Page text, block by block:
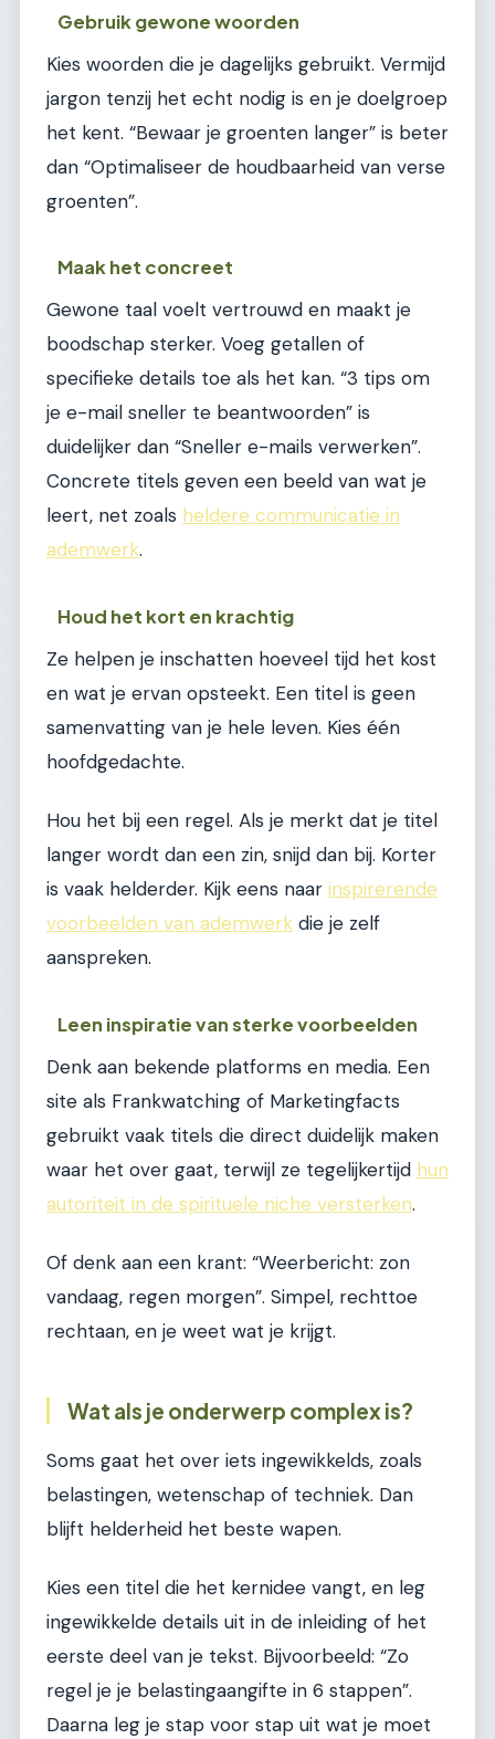
Gebruik gewone woorden
Kies woorden die je dagelijks gebruikt. Vermijd
jargon tenzij het echt nodig is en je doelgroep
het kent. “Bewaar je groenten langer” is beter
dan “Optimaliseer de houdbaarheid van verse
groenten”.
Maak het concreet
Gewone taal voelt vertrouwd en maakt je
boodschap sterker. Voeg getallen of
specifieke details toe als het kan. “3 tips om
je e-mail sneller te beantwoorden” is
duidelijker dan “Sneller e-mails verwerken”.
Concrete titels geven een beeld van wat je
leert, net zoals heldere communicatie in
ademwerk.
Houd het kort en krachtig
Ze helpen je inschatten hoeveel tijd het kost
en wat je ervan opsteekt. Een titel is geen
samenvatting van je hele leven. Kies één
hoofdgedachte.
Hou het bij een regel. Als je merkt dat je titel
langer wordt dan een zin, snijd dan bij. Korter
is vaak helderder. Kijk eens naar inspirerende
voorbeelden van ademwerk die je zelf
aanspreken.
Leen inspiratie van sterke voorbeelden
Denk aan bekende platforms en media. Een
site als Frankwatching of Marketingfacts
gebruikt vaak titels die direct duidelijk maken
waar het over gaat, terwijl ze tegelijkertijd hun
autoriteit in de spirituele niche versterken.
Of denk aan een krant: “Weerbericht: zon
vandaag, regen morgen”. Simpel, rechttoe
rechtaan, en je weet wat je krijgt.
Wat als je onderwerp complex is?
Soms gaat het over iets ingewikkelds, zoals
belastingen, wetenschap of techniek. Dan
blijft helderheid het beste wapen.
Kies een titel die het kernidee vangt, en leg
ingewikkelde details uit in de inleiding of het
eerste deel van je tekst. Bijvoorbeeld: “Zo
regel je je belastingaangifte in 6 stappen”.
Daarna leg je stap voor stap uit wat je moet